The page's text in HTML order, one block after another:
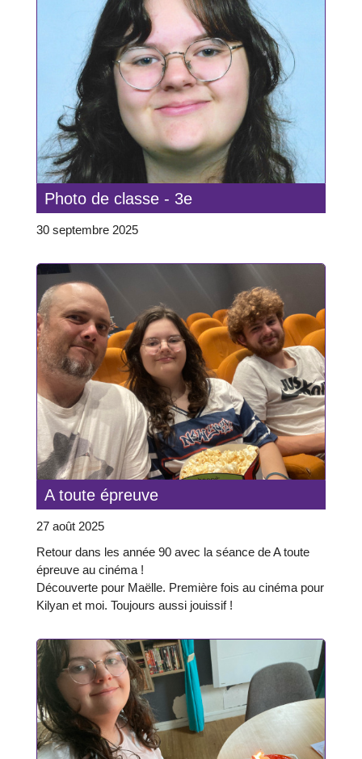
Photo de classe - 3e
30 septembre 2025
A toute épreuve
27 août 2025
Retour dans les année 90 avec la séance de A toute
épreuve au cinéma !
Découverte pour Maëlle. Première fois au cinéma pour
Kilyan et moi. Toujours aussi jouissif !